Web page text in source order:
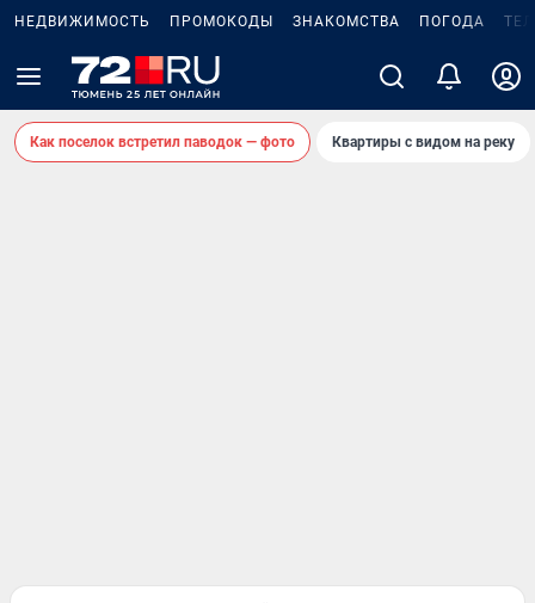
НЕДВИЖИМОСТЬ ПРОМОКОДЫ ЗНАКОМСТВА ПОГОДА
Как поселок встретил паводок — фото Квартиры с видом на реку